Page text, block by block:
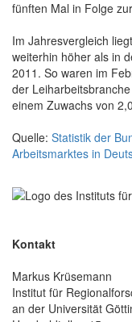
fünften Mal in Folge
Im Jahresvergleich
weiterhin höher als in
2011. So waren im
der
einem Zuwachs von
Quelle: Statistik der
Arbeitsmarktes in
Kontakt
Markus Krüsemann
Institut für
an der Universität